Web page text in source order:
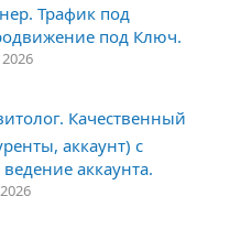
Трафик под
под Ключ.
Качественный
аккаунт) с
аккаунта.